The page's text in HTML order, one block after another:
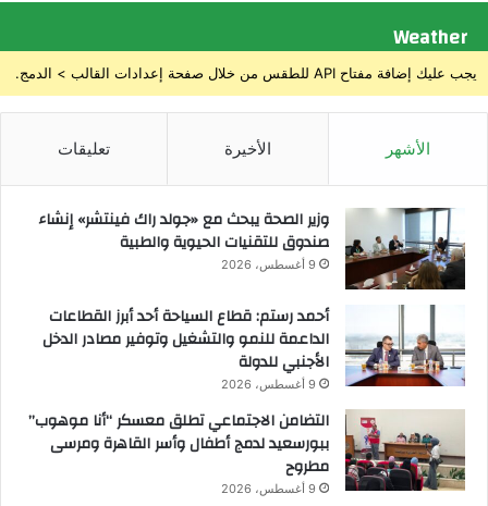
ا
ص
ي
غ
ي
ن
س
Weather
يجب عليك إضافة مفتاح API للطقس من خلال صفحة إعدادات القالب > الدمج.
الأشهر الأخيرة تعليقات
وزير الصحة يبحث مع «جولد راك فينتشر» إنشاء
صندوق للتقنيات الحيوية والطبية
9 أغسطس، 2026
أحمد رستم: قطاع السياحة أحد أبرز القطاعات
الداعمة للنمو والتشغيل وتوفير مصادر الدخل
الأجنبي للدولة
9 أغسطس، 2026
التضامن الاجتماعي تطلق معسكر “أنا موهوب”
ببورسعيد لدمج أطفال وأسر القاهرة ومرسى
مطروح
9 أغسطس، 2026